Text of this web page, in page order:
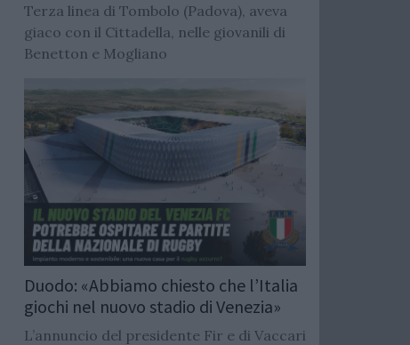
Terza linea di Tombolo (Padova), aveva
giaco con il Cittadella, nelle giovanili di
Benetton e Mogliano
Duodo: «Abbiamo chiesto che l’Italia
giochi nel nuovo stadio di Venezia»
L’annuncio del presidente Fir e di Vaccari